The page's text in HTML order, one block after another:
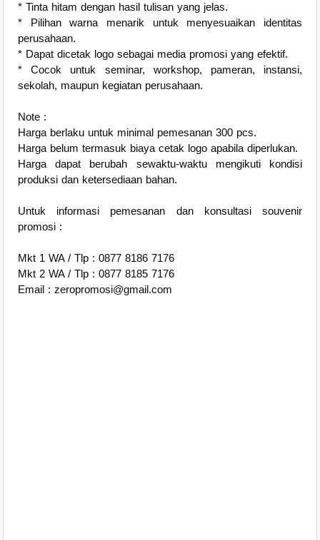
* Tinta hitam dengan hasil tulisan yang jelas.
* Pilihan warna menarik untuk menyesuaikan identitas
perusahaan.
* Dapat dicetak logo sebagai media promosi yang efektif.
* Cocok untuk seminar, workshop, pameran, instansi,
sekolah, maupun kegiatan perusahaan.
Note :
Harga berlaku untuk minimal pemesanan 300 pcs.
Harga belum termasuk biaya cetak logo apabila diperlukan.
Harga dapat berubah sewaktu-waktu mengikuti kondisi
produksi dan ketersediaan bahan.
Untuk informasi pemesanan dan konsultasi souvenir
promosi :
Mkt 1 WA / Tlp : 0877 8186 7176
Mkt 2 WA / Tlp : 0877 8185 7176
Email : zeropromosi@gmail.com